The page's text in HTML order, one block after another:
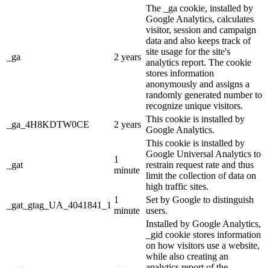
_ga 2 years
The _ga cookie, installed by
Google Analytics, calculates
visitor, session and campaign
data and also keeps track of
site usage for the site's
analytics report. The cookie
stores information
anonymously and assigns a
randomly generated number to
recognize unique visitors.
_ga_4H8KDTW0CE
2 years
This cookie is installed by
Google Analytics.
_gat
1
minute
This cookie is installed by
Google Universal Analytics to
restrain request rate and thus
limit the collection of data on
high traffic sites.
_gat_gtag_UA_4041841_1
1
minute
Set by Google to distinguish
users.
Installed by Google Analytics,
_gid cookie stores information
on how visitors use a website,
while also creating an